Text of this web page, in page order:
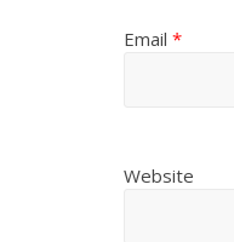
Email *
Website